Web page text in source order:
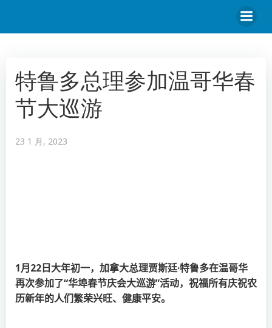
特鲁多总理参加温哥华春
节大巡游
23 1 月, 2023
1月22日大年初一，加拿大总理贾斯廷·特鲁多在温哥华
再次参加了“华埠春节庆会大巡游”活动，祝福所有庆祝农
历新年的人们繁荣兴旺、健康平安。